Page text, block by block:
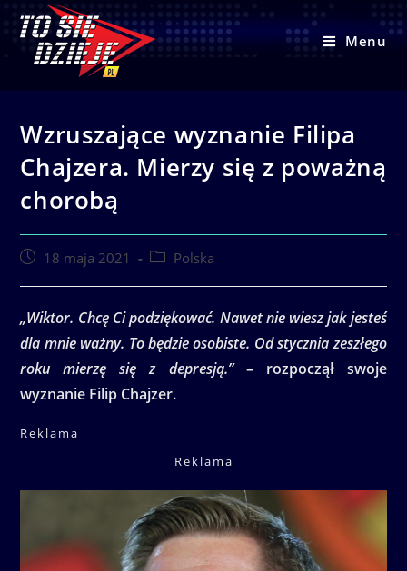
content
Menu
Wzruszające wyznanie Filipa
Chajzera. Mierzy się z poważną
chorobą
Post18 maja 2021
PostPolska
„Wiktor. Chcę Ci podziękować. Nawet nie wiesz jak jesteś
dla mnie ważny. To będzie osobiste. Od stycznia zeszłego
roku mierzę się z depresją.”– rozpoczął swoje
wyznanie Filip Chajzer.
Reklama
Reklama